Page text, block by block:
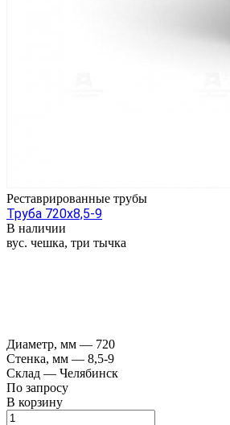
Реставрированные трубы
Труба 720х8,5-9
В наличии
вус. чешка, три тычка
Диаметр, мм — 720
Стенка, мм — 8,5-9
Склад — Челябинск
По запросу
В корзину